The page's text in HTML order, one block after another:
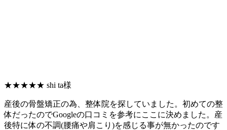
★★★★★ shi ta様
産後の骨盤矯正の為、整体院を探していました。初めての整
体だったのでGoogleの口コミを参考にここに決めました。産
後特に体の不調(腰痛や肩こり)を感じる事が無かったのです